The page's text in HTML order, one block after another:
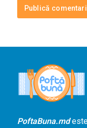
PoftaBuna.mdeste